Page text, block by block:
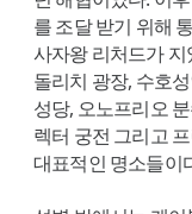
를 조달 받기 위해
사자왕 리처드가
돌리치 광장, 수호
성당, 오노프리오
렉터 궁전 그리고
대표적인 명소들이